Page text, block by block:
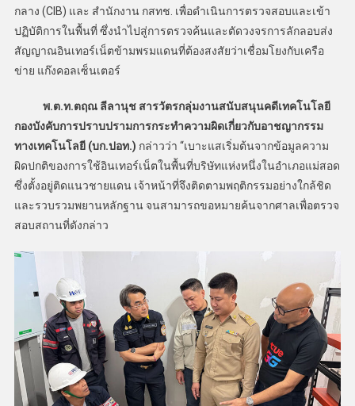
กลาง (CIB) และ สำนักงาน กสทช. เพื่อดำเนินการตรวจสอบและเข้า
ปฏิบัติการในพื้นที่ ซึ่งนำไปสู่การตรวจค้นและตัดวงจรการลักลอบส่ง
สัญญาณอินเทอร์เน็ตข้ามพรมแดนที่ต้องสงสัยว่าเชื่อมโยงกับเครือ
ข่าย แก๊งคอลเซ็นเตอร์
พ.ต.ท.ตฤณ ลีลานุช สารวัตรกลุ่มงานสนับสนุนคดีเทคโนโลยี
กองบังคับการปราบปรามการกระทำความผิดเกี่ยวกับอาชญากรรม
ทางเทคโนโลยี (บก.ปอท.) กล่าวว่า “เบาะแสเริ่มต้นจากข้อมูลความ
ผิดปกติของการใช้อินเทอร์เน็ตในพื้นที่บริษัทแห่งหนึ่งในอำเภอแม่สอด
ซึ่งตั้งอยู่ติดแนวชายแดน เจ้าหน้าที่จึงติดตามพฤติกรรมอย่างใกล้ชิด
และรวบรวมพยานหลักฐาน จนสามารถขอหมายค้นจากศาลเพื่อตรวจ
สอบสถานที่ดังกล่าว